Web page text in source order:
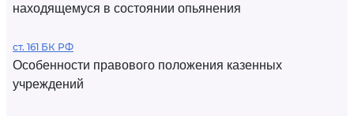
находящемуся в состоянии опьянения
ст. 161 БК РФ
Особенности правового положения казенных
учреждений